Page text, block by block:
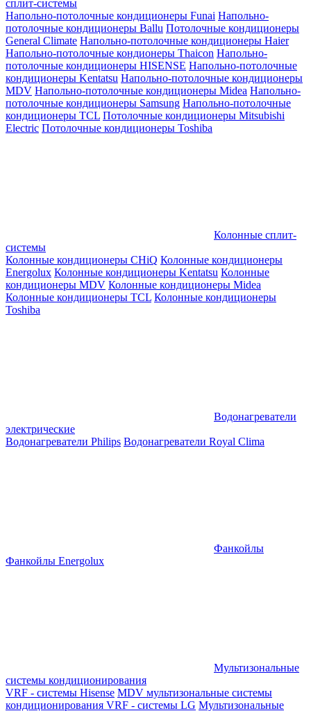
сплит-системы
Напольно-потолочные кондиционеры Funai Напольно-
потолочные кондиционеры Ballu Потолочные кондиционеры
General Climate Напольно-потолочные кондиционеры Haier
Напольно-потолочные кондионеры Thaicon Напольно-
потолочные кондиционеры HISENSE Напольно-потолочные
кондиционеры Kentatsu Напольно-потолочные кондиционеры
MDV Напольно-потолочные кондиционеры Midea Напольно-
потолочные кондиционеры Samsung Напольно-потолочные
кондиционеры TCL Потолочные кондиционеры Mitsubishi
Electric Потолочные кондиционеры Toshiba
Колонные сплит-
системы
Колонные кондиционеры CHiQ Колонные кондиционеры
Energolux Колонные кондиционеры Kentatsu Колонные
кондиционеры MDV Колонные кондиционеры Midea
Колонные кондиционеры TCL Колонные кондиционеры
Toshiba
Водонагреватели
электрические
Водонагреватели Philips Водонагреватели Royal Clima
Фанкойлы
Фанкойлы Energolux
Мультизональные
системы кондиционирования
VRF - системы Hisense MDV мультизональные системы
кондиционирования VRF - системы LG Мультизональные